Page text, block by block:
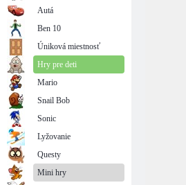
Autá
Ben 10
Úniková miestnosť
Hry pre deti
Mario
Snail Bob
Sonic
Lyžovanie
Questy
Mini hry